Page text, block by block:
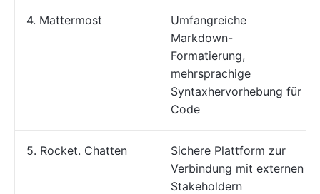
4. Mattermost
Umfangreiche
Markdown-
Formatierung,
mehrsprachige
Syntaxhervorhebung für
Code
5. Rocket. Chatten
Sichere Plattform zur
Verbindung mit externen
Stakeholdern